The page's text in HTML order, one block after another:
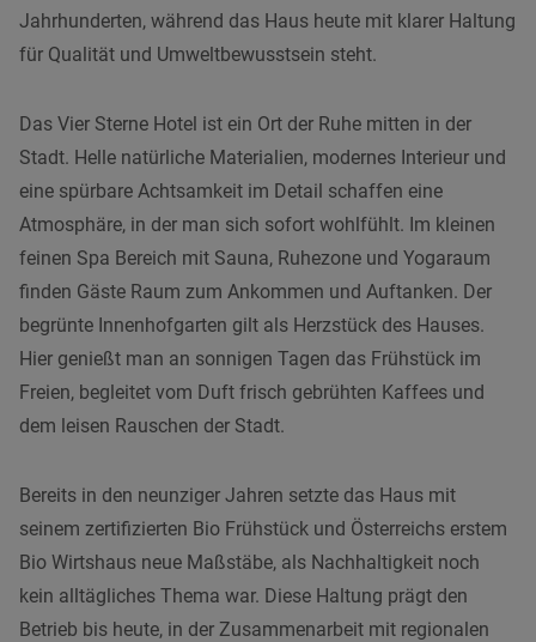
Jahrhunderten, während das Haus heute mit klarer Haltung
für Qualität und Umweltbewusstsein steht.
Das Vier Sterne Hotel ist ein Ort der Ruhe mitten in der
Stadt. Helle natürliche Materialien, modernes Interieur und
eine spürbare Achtsamkeit im Detail schaffen eine
Atmosphäre, in der man sich sofort wohlfühlt. Im kleinen
feinen Spa Bereich mit Sauna, Ruhezone und Yogaraum
finden Gäste Raum zum Ankommen und Auftanken. Der
begrünte Innenhofgarten gilt als Herzstück des Hauses.
Hier genießt man an sonnigen Tagen das Frühstück im
Freien, begleitet vom Duft frisch gebrühten Kaffees und
dem leisen Rauschen der Stadt.
Bereits in den neunziger Jahren setzte das Haus mit
seinem zertifizierten Bio Frühstück und Österreichs erstem
Bio Wirtshaus neue Maßstäbe, als Nachhaltigkeit noch
kein alltägliches Thema war. Diese Haltung prägt den
Betrieb bis heute, in der Zusammenarbeit mit regionalen